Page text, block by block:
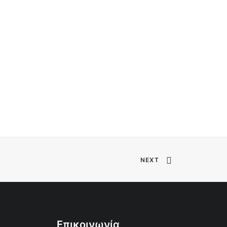
NEXT
Επικοινωνία